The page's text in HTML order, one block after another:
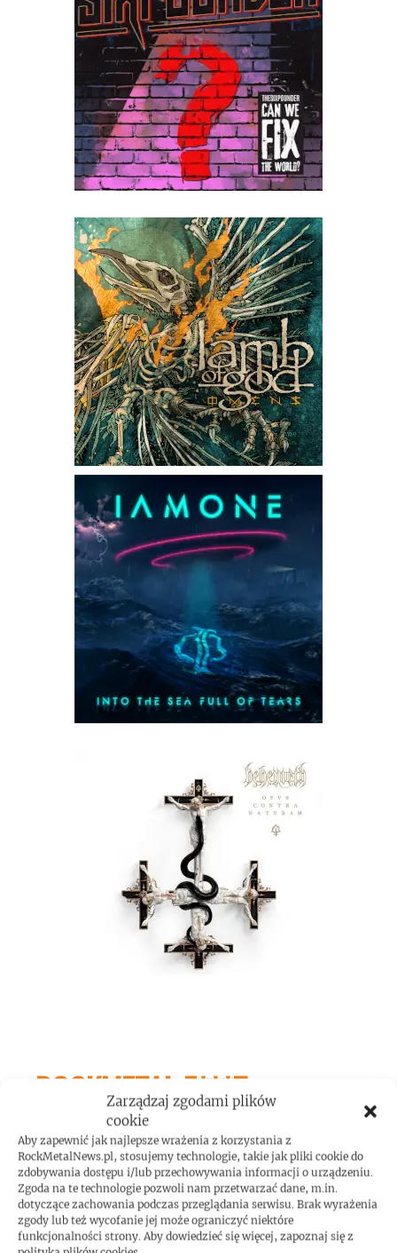
Zarządzaj zgodami plików
cookie
Aby zapewnić jak najlepsze wrażenia z korzystania z
RockMetalNews.pl, stosujemy technologie, takie jak pliki cookie do
zdobywania dostępu i/lub przechowywania informacji o urządzeniu.
Zgoda na te technologie pozwoli nam przetwarzać dane, m.in.
dotyczące zachowania podczas przeglądania serwisu. Brak wyrażenia
zgody lub też wycofanie jej może ograniczyć niektóre
funkcjonalności strony. Aby dowiedzieć się więcej, zapoznaj się z
ROCKMETAL F***T